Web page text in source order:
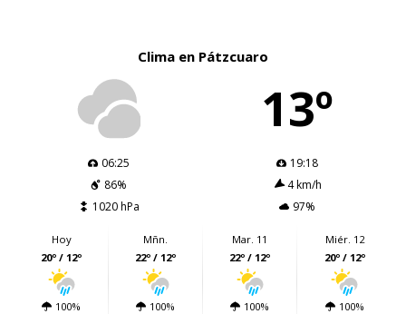
Clima en Pátzcuaro
13º
06:25
19:18
86%
4 km/h
1020 hPa
97%
Hoy
20º / 12º
100%
Mñn.
22º / 12º
100%
Mar. 11
22º / 12º
100%
Miér. 12
20º / 12º
100%